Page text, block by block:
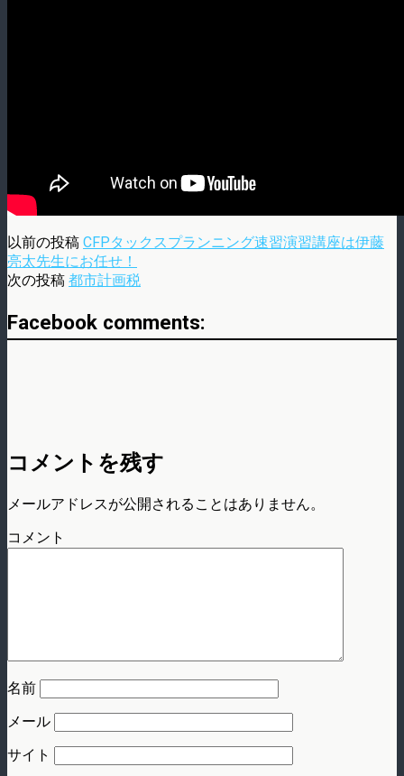
以前の投稿 CFPタックスプランニング速習演習講座は伊藤
亮太先生にお任せ！
次の投稿 都市計画税
Facebook comments:
コメントを残す
メールアドレスが公開されることはありません。
コメント
名前
メール
サイト